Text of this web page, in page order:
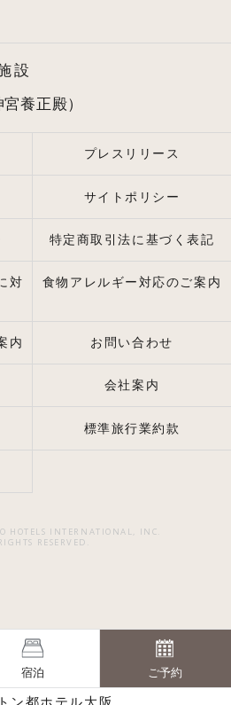
設
養正殿）
プレスリリース
サイトポリシー
特定商取引法に基づく表記
対
食物アレルギー対応のご案内
内 お問い合わせ
会社案内
標準旅行業約款
HOTELS INTERNATIONAL, INC.
RESERVED.
宿泊 ご予約